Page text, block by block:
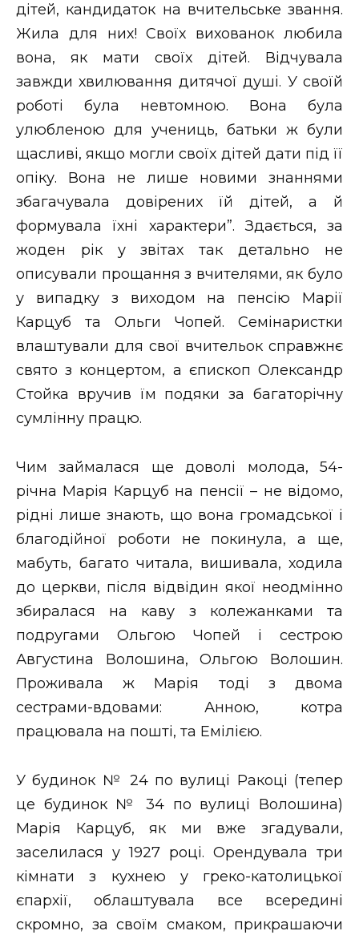
дітей, кандидаток на вчительське звання.
Жила для них! Своїх вихованок любила
вона, як мати своїх дітей. Відчувала
завжди хвилювання дитячої душі. У своїй
роботі була невтомною. Вона була
улюбленою для учениць, батьки ж були
щасливі, якщо могли своїх дітей дати під її
опіку. Вона не лише новими знаннями
збагачувала довірених їй дітей, а й
формувала їхні характери”. Здається, за
жоден рік у звітах так детально не
описували прощання з вчителями, як було
у випадку з виходом на пенсію Марії
Карцуб та Ольги Чопей. Семінаристки
влаштували для свої вчительок справжнє
свято з концертом, а єпископ Олександр
Стойка вручив їм подяки за багаторічну
сумлінну працю.
Чим займалася ще доволі молода, 54-
річна Марія Карцуб на пенсії – не відомо,
рідні лише знають, що вона громадської і
благодійної роботи не покинула, а ще,
мабуть, багато читала, вишивала, ходила
до церкви, після відвідин якої неодмінно
збиралася на каву з колежанками та
подругами Ольгою Чопей і сестрою
Августина Волошина, Ольгою Волошин.
Проживала ж Марія тоді з двома
сестрами-вдовами: Анною, котра
працювала на пошті, та Емілією.
У будинок № 24 по вулиці Ракоці (тепер
це будинок № 34 по вулиці Волошина)
Марія Карцуб, як ми вже згадували,
заселилася у 1927 році. Орендувала три
кімнати з кухнею у греко-католицької
єпархії, облаштувала все всередині
скромно, за своїм смаком, прикрашаючи